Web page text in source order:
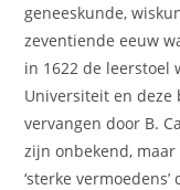
geneeskunde,
zeventiende eeuw
in 1622 de leerstoel
Universiteit en deze
vervangen door B.
zijn onbekend,
‘sterke